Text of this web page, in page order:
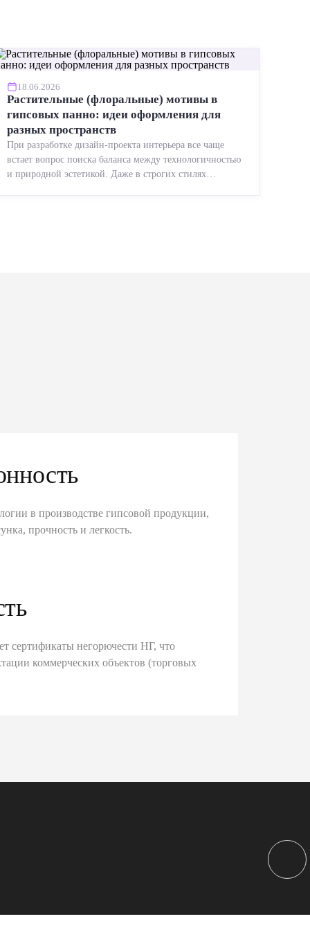
18.06.2026
Растительные (флоральные) мотивы в
гипсовых панно: идеи оформления для
разных пространств
При разработке дизайн-проекта интерьера все чаще
встает вопрос поиска баланса между технологичностью
и природной эстетикой. Даже в строгих стилях
в производстве гипсовой продукции,
прочность и легкость.
сертификаты негорючести НГ, что
коммерческих объектов (торговых